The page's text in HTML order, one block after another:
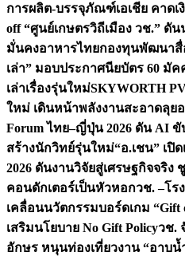
การผลิต-บรรจุภัณฑ์เอเชีย คาดเ
off “ศูนย์เกษตรวิถีเมือง วช.” ดัน
มั่นคงอาหารไทยกองทุนพัฒนาสื่
เล่า” มอบประกาศนียบัตร 60 มั
เล่าเรื่องรุ่นใหม่SKYWORTH
ใหม่ เดินหน้าพลังงานสะอาดลุย
Forum ไทย–ญี่ปุ่น 2026 ดัน AI
สร้างนักวิทย์รุ่นใหม่“อ.เชน” เปิ
2026 ดันงานวิจัยสู่เศรษฐกิจจริง
คอนดักเตอร์เป็นหัวหอกวช. –โร
เคลื่อนนวัตกรรมบอร์ดเกม “Gift
เสริมนโยบาย No Gift Policyวช.
อักษร หนุนท่องเที่ยวงาน “อาบน้